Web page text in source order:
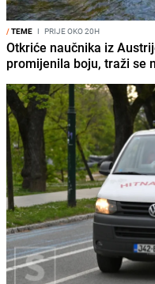
/TEME I PRIJE OKO 20H
Otkriće naučnika iz
promijenila boju, traži se